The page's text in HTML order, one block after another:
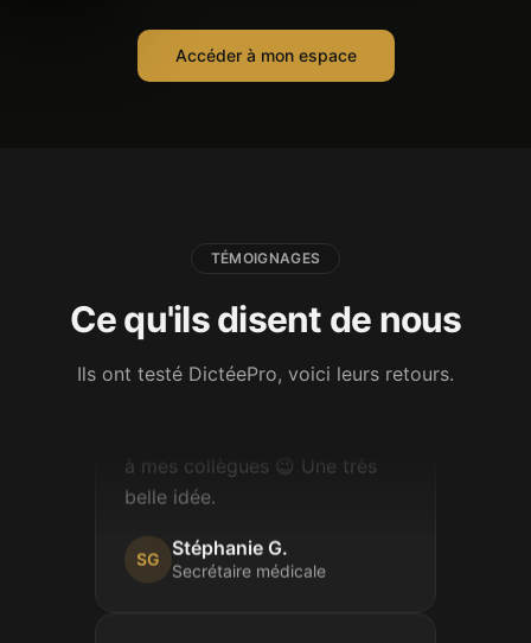
Accéder à mon espace
TÉMOIGNAGES
Ce qu'ils disent de nous
Ils ont testé DictéePro, voici leurs retours.
Attachée territoriale
Je viens de faire une de vos
dictées, c'est vraiment très
belle idée.
Secrétaire médicale